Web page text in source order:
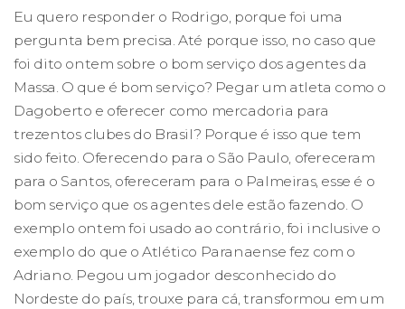
Eu quero responder o Rodrigo, porque foi uma
pergunta bem precisa. Até porque isso, no caso que
foi dito ontem sobre o bom serviço dos agentes da
Massa. O que é bom serviço? Pegar um atleta como o
Dagoberto e oferecer como mercadoria para
trezentos clubes do Brasil? Porque é isso que tem
sido feito. Oferecendo para o São Paulo, ofereceram
para o Santos, ofereceram para o Palmeiras, esse é o
bom serviço que os agentes dele estão fazendo. O
exemplo ontem foi usado ao contrário, foi inclusive o
exemplo do que o Atlético Paranaense fez com o
Adriano. Pegou um jogador desconhecido do
Nordeste do país, trouxe para cá, transformou em um